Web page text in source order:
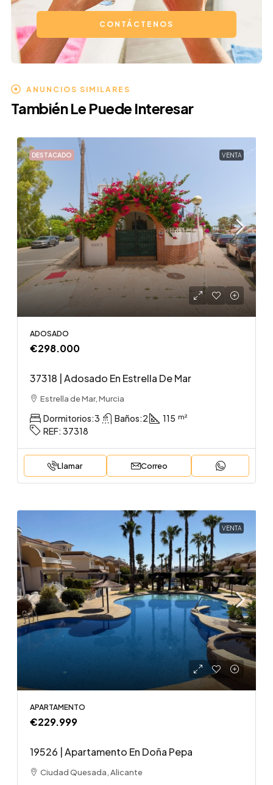
CONTÁCTENOS
ANUNCIOS SIMILARES
También Le Puede Interesar
DESTACADO VENTA
ADOSADO
€298.000
37318 | Adosado En Estrella De Mar
Estrella de Mar, Murcia
Dormitorios:3 Baños:2
115
REF: 37318
Llamar Correo
VENTA
APARTAMENTO
€229.999
19526 | Apartamento En Doña Pepa
Ciudad Quesada, Alicante